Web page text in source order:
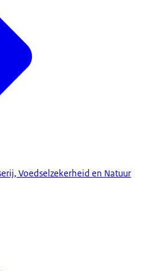
Voedselzekerheid en Natuur